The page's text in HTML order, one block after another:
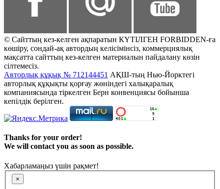
© Сайттың кез-келген ақпаратын КҮТІЛГЕН FORBIDDEN-ға
көшіру, сондай-ақ автордың келісімінсіз, коммерциялық
мақсатта сайттың кез-келген материалын пайдалану көзін
сілтемесіз.
Авторлық құқық № 712144451 АҚШ-тың Нью-Йорктегі
авторлық құқықты қорғау жөніндегі халықаралық
компаниясында тіркелген Берн конвенциясы бойынша
кепілдік берілген.
Thanks for your order!
We will contact you as soon as possible.
Хабарламаңыз үшін рақмет!
×